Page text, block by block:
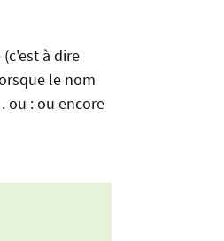
à dire
le nom
ou : ou encore